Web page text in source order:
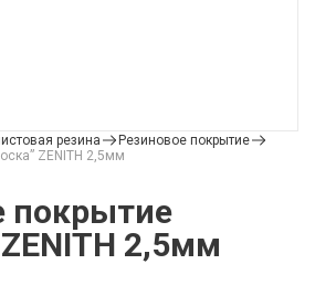
резина
Резиновое покрытие
ZENITH 2,5мм
покрытие
2,5мм